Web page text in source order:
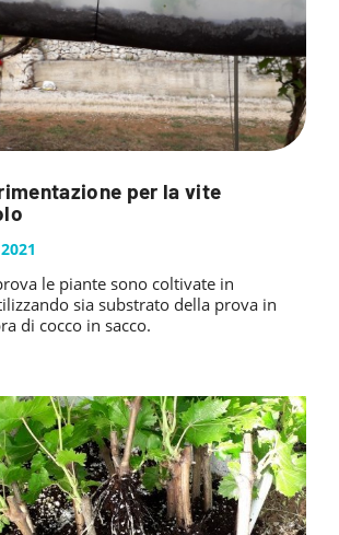
per la vite
le piante sono coltivate in
sia substrato della prova in
di cocco in sacco.